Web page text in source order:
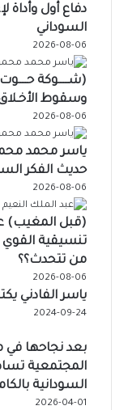
دفاع أول وأداة
السوداني
2026-08-06
(شــــــوكة
وسقوط
2026-08-06
ياسر محمد
حديث الفكر
2026-08-06
(قبل المغيب)
تنسيقية
من تتحدث؟؟
2026-08-06
ياسر الفادني
2024-09-24
بعد نجاحها في
المجتمعية
السودانية
2026-04-01